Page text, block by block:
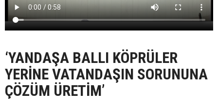
‘YANDAŞA BALLI KÖPRÜLER
YERİNE VATANDAŞIN SORUNUNA
ÇÖZÜM ÜRETİM’